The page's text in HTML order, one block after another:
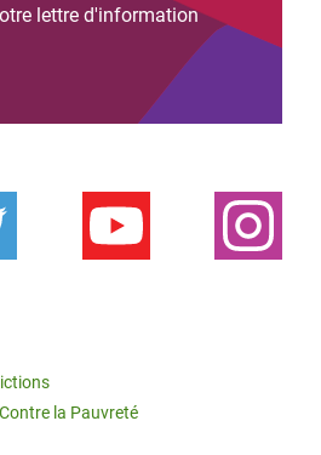
lettre d'information
la Pauvreté